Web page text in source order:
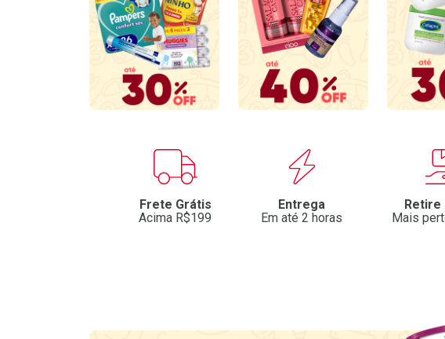
Benefícios
Frete Grátis
Acima R$199
Entrega
Em até 2 horas
Retire
Mais